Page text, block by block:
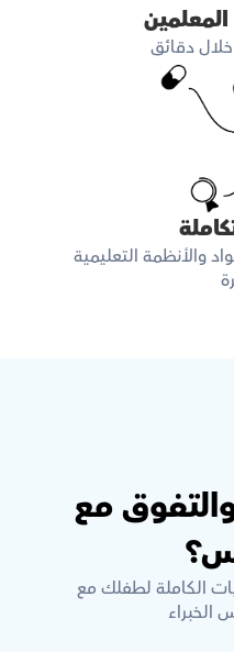
دقائق
الخبراء